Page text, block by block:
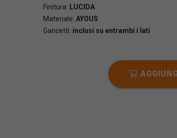
Finitura: LUCIDA
Materiale: AYOUS
Gancetti: inclusi su entrambi i lati